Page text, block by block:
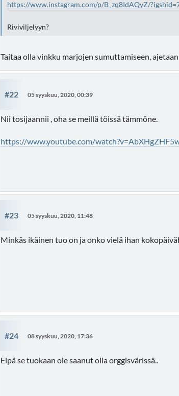
https://www.instagram.com/p/B_zq8IdAQyZ/
Riviviljelyyn?
Taitaa olla vinkku marjojen sumuttamiseen,
#22 05 syyskuu, 2020, 00:39
Nii tosijaannii , oha se meillä töissä tämmöne.
https://www.youtube.com/
#23 05 syyskuu, 2020, 11:48
Minkäs ikäinen tuo on ja onko vielä ihan
#24 08 syyskuu, 2020, 17:36
Eipä se tuokaan ole saanut olla orggisvärissä..